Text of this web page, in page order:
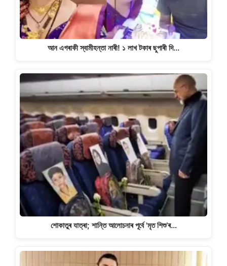
আন এগৰাকী স্বামীহন্তা নাৰী! ১ লাখ টকাৰ ছুপাৰী দি…
শোকাতুৰ যাত্ৰা; শান্তি আলোচনাৰ পূৰ্বে 'মৃত শিশু’ৰ…